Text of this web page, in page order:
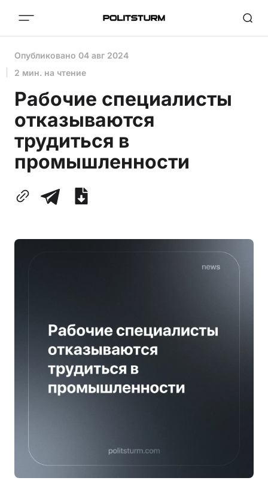
Опубликовано 04 авг 2024
2 мин. на чтение
Рабочие специалисты
отказываются
трудиться в
промышленности